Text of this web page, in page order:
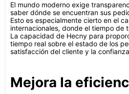
El mundo moderno exige
saber dónde se encuentran sus
Esto es especialmente cierto en el
internacionales, donde el tiempo de
La capacidad de Hecny para
tiempo real sobre el estado de los
satisfacción del cliente y la
Mejora la